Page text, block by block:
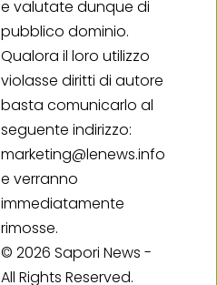
e valutate dunque di
pubblico dominio.
Qualora il loro utilizzo
violasse diritti di autore
basta comunicarlo al
seguente indirizzo:
marketing@lenews.info
e verranno
immediatamente
rimosse.
© 2026 Sapori News -
All Rights Reserved.